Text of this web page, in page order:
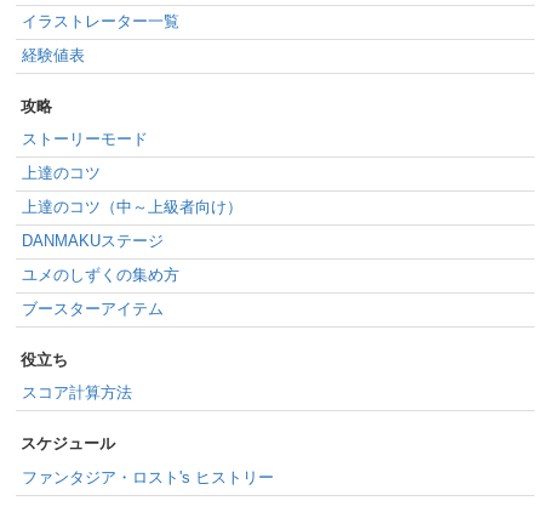
イラストレーター一覧
経験値表
攻略
ストーリーモード
上達のコツ
上達のコツ（中～上級者向け）
DANMAKUステージ
ユメのしずくの集め方
ブースターアイテム
役立ち
スコア計算方法
スケジュール
ファンタジア・ロスト's ヒストリー